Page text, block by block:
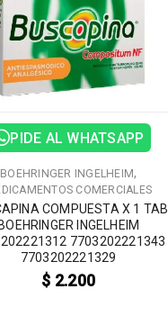
PIDE AL WHATSAPP
BOEHRINGER INGELHEIM,
COMERCIALES
COMPUESTA X 1 TAB
BOEHRINGER INGELHEIM
7703202221343
7703202221329
$ 2.200